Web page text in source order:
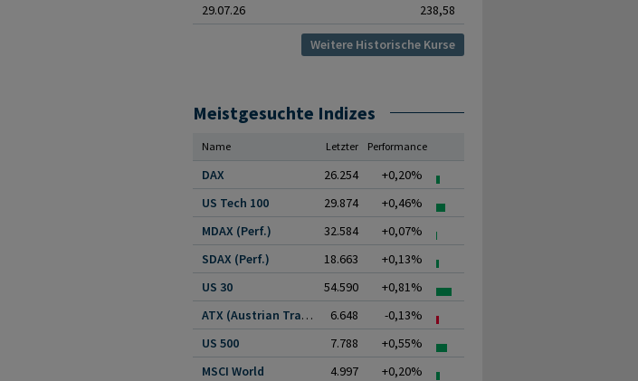
29.07.26
238,58
Weitere Historische Kurse
Meistgesuchte Indizes
Name Letzter Performance
DAX 26.254
+0,20%
US Tech 100
29.874
+0,46%
MDAX (Perf.)
32.584
+0,07%
SDAX (Perf.)
18.663
+0,13%
US 30
54.590
+0,81%
ATX (Austrian Traded.
6.648
-0,13%
US 500
7.788
+0,55%
MSCI World
4.997
+0,20%